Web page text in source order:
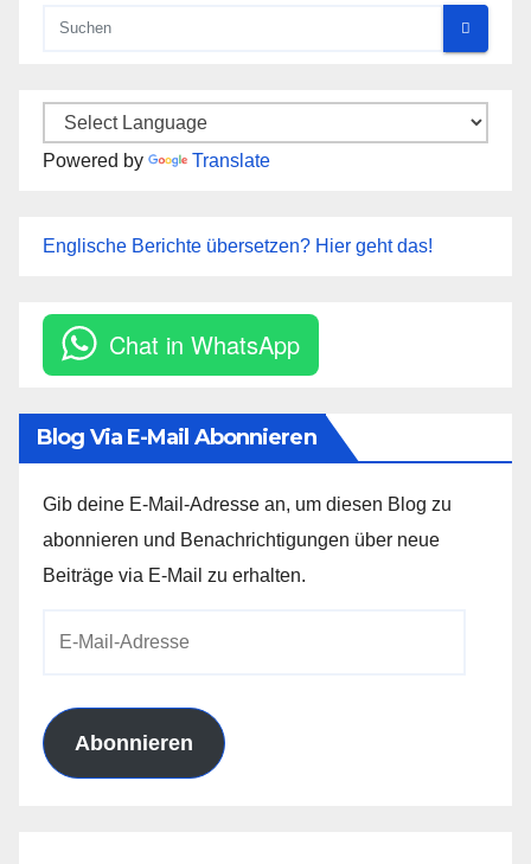
Powered by Translate
Englische Berichte übersetzen? Hier geht das!
Chat in WhatsApp
Blog Via E-Mail Abonnieren
Gib deine E-Mail-Adresse an, um diesen Blog zu
abonnieren und Benachrichtigungen über neue
Beiträge via E-Mail zu erhalten.
Abonnieren